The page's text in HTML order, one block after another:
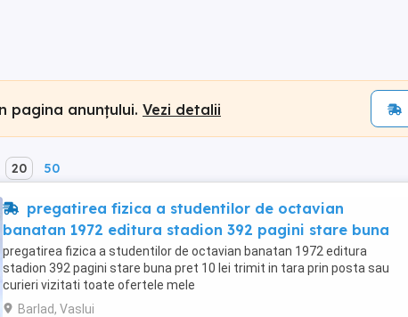
pagina anunțului. Vezi detalii
20 50
pregatirea fizica a studentilor de octavian
banatan 1972 editura stadion 392 pagini stare buna
pregatirea fizica a studentilor de octavian banatan 1972 editura
stadion 392 pagini stare buna pret 10 lei trimit in tara prin posta sau
curieri vizitati toate ofertele mele
Barlad, Vaslui